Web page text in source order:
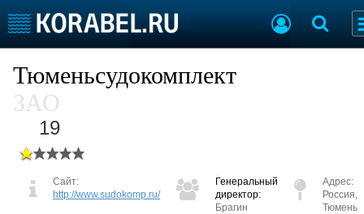
Предприятия
Пульс отрасли
Летопись
Рейтинг
О рейтинге
Судостроение
Пульс
Торговая площадка
Доска объявлений
Тюменьсудокомплект
ЗАО
19
Сайт:
http://www.sudokomp.ru/
Генеральный
директор:
Брагин
Адрес:
Россия,
Тюмень